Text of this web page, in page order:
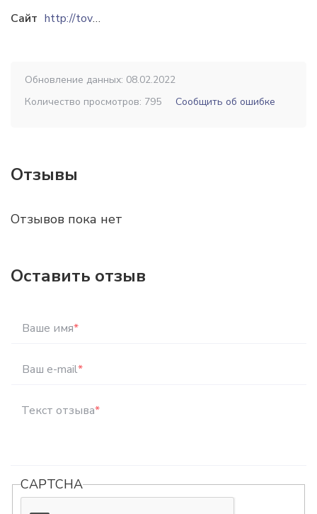
Сайт
http://tovmargaz.com.ua
Обновление данных: 08.02.2022
Количество просмотров: 795
Сообщить об ошибке
Отзывы
Отзывов пока нет
Оставить отзыв
Ваше имя*
Ваш e-mail*
Текст отзыва*
CAPTCHA